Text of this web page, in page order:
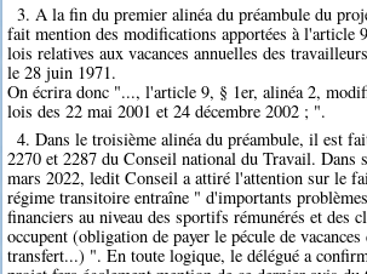
3. A la fin du premier alinéa du préambule du
fait mention des modifications apportées à l'article
lois relatives aux vacances annuelles des
le 28 juin 1971.
On écrira donc "..., l'article 9, § 1er, alinéa 2,
lois des 22 mai 2001 et 24 décembre 2002 ; ".
4. Dans le troisième alinéa du préambule, il est
2270 et 2287 du Conseil national du Travail. Dans
mars 2022, ledit Conseil a attiré l'attention sur le
régime transitoire entraîne " d'importants
financiers au niveau des sportifs rémunérés et des
occupent (obligation de payer le pécule de vacances
transfert...) ". En toute logique, le délégué a